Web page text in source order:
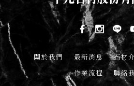
關於我們 最新消息 石材
作業流程
聯絡